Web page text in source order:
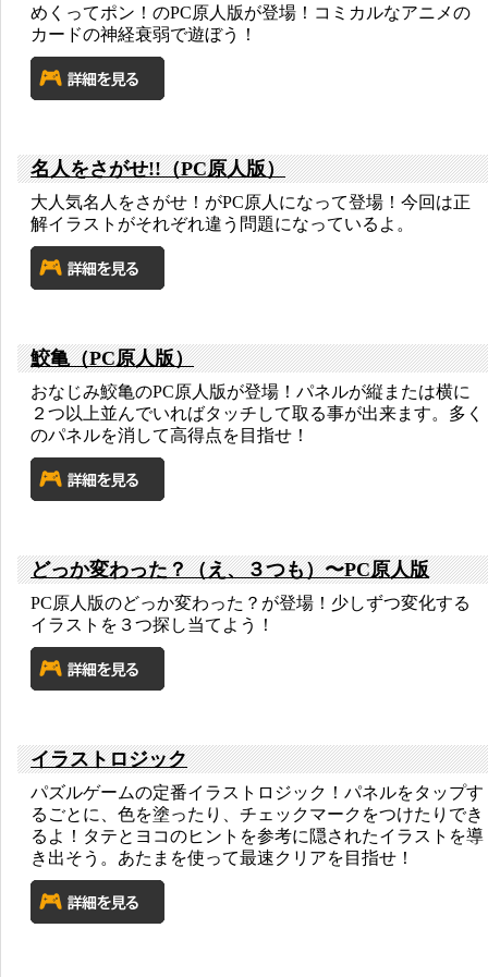
めくってポン！のPC原人版が登場！コミカルなアニメの
カードの神経衰弱で遊ぼう！
名人をさがせ!!（PC原人版）
大人気名人をさがせ！がPC原人になって登場！今回は正
解イラストがそれぞれ違う問題になっているよ。
鮫亀（PC原人版）
おなじみ鮫亀のPC原人版が登場！パネルが縦または横に
２つ以上並んでいればタッチして取る事が出来ます。多く
のパネルを消して高得点を目指せ！
どっか変わった？（え、３つも）〜PC原人版
PC原人版のどっか変わった？が登場！少しずつ変化する
イラストを３つ探し当てよう！
イラストロジック
パズルゲームの定番イラストロジック！パネルをタップす
るごとに、色を塗ったり、チェックマークをつけたりでき
るよ！タテとヨコのヒントを参考に隠されたイラストを導
き出そう。あたまを使って最速クリアを目指せ！